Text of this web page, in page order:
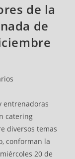
de la
de
entrenadoras
catering
diversos temas
conforman la
20 de